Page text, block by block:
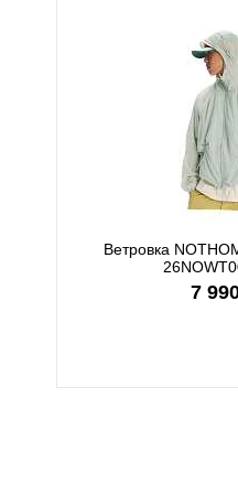
Ветровка
7